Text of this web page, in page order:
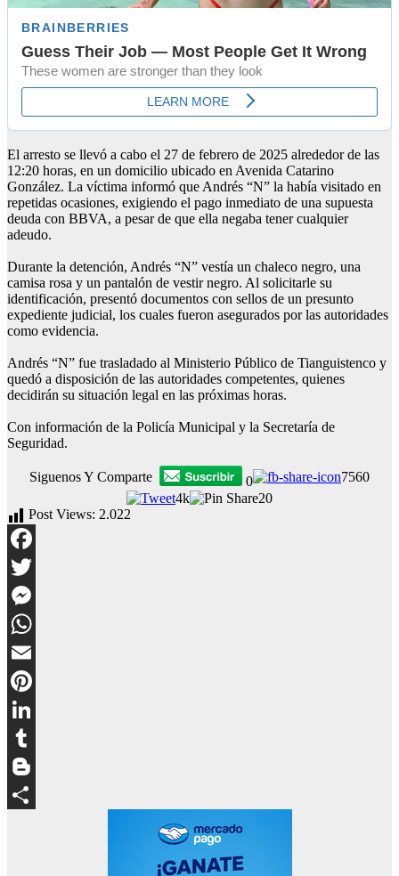
El arresto se llevó a cabo el 27 de febrero de 2025 alrededor de las
12:20 horas, en un domicilio ubicado en Avenida Catarino
González. La víctima informó que Andrés “N” la había visitado en
repetidas ocasiones, exigiendo el pago inmediato de una supuesta
deuda con BBVA, a pesar de que ella negaba tener cualquier
adeudo.
Durante la detención, Andrés “N” vestía un chaleco negro, una
camisa rosa y un pantalón de vestir negro. Al solicitarle su
identificación, presentó documentos con sellos de un presunto
expediente judicial, los cuales fueron asegurados por las autoridades
como evidencia.
Andrés “N” fue trasladado al Ministerio Público de Tianguistenco y
quedó a disposición de las autoridades competentes, quienes
decidirán su situación legal en las próximas horas.
Con información de la Policía Municipal y la Secretaría de
Seguridad.
Siguenos Y Comparte 0
7560
4k
20
Post Views: 2.022
Facebook
Twitter
Messenger
WhatsApp
Email
Pinterest
LinkedIn
Tumblr
Blogger